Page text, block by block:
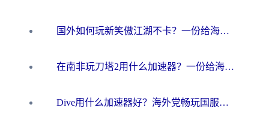
国外如何玩新笑傲江湖不卡？一份给海外游子的终极网络指南
在南非玩刀塔2用什么加速器？一份给海外游子的终极生存指南
Dive用什么加速器好？海外党畅玩国服游戏的终极避坑指南